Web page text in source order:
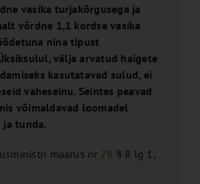
vasika turjakõrgusega ja
võrdne 1,1 kordse vasika
nina tipust
välja arvatud haigete
kasutatavad sulud, ei
vaheseinu. Seintes peavad
võimaldavad loomadel
ja tunda.
määrus nr 78 § 8 lg 1,